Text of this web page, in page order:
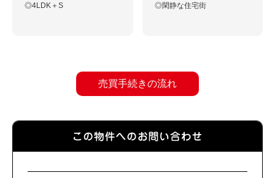
◎4LDK＋S
◎閑静な住宅街
売買手続きの流れ